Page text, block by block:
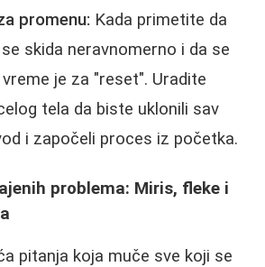
promenu: Kada primetite da
skida neravnomerno i da se
je za "reset". Uradite
tela da biste uklonili sav
i započeli proces iz početka.
problema: Miris, fleke i
pitanja koja muče sve koji se